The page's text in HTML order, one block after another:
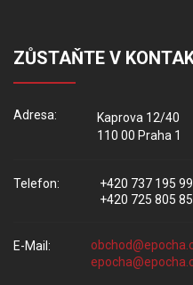
ZŮSTAŇTE V
Adresa:
Kaprova 12/40
110 00 Praha 1
Telefon: +420 737 195
+420 725 805
E-Mail: